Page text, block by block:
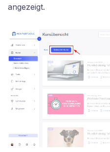
angezeigt.